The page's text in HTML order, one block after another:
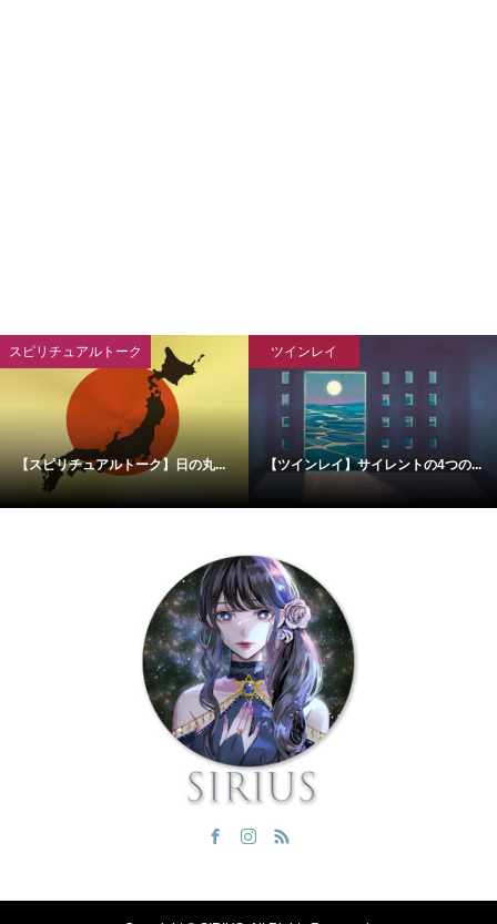
スピリチュアルトーク
【スピリチュアルトーク】日の丸...
ツインレイ
【ツインレイ】サイレントの4つの...